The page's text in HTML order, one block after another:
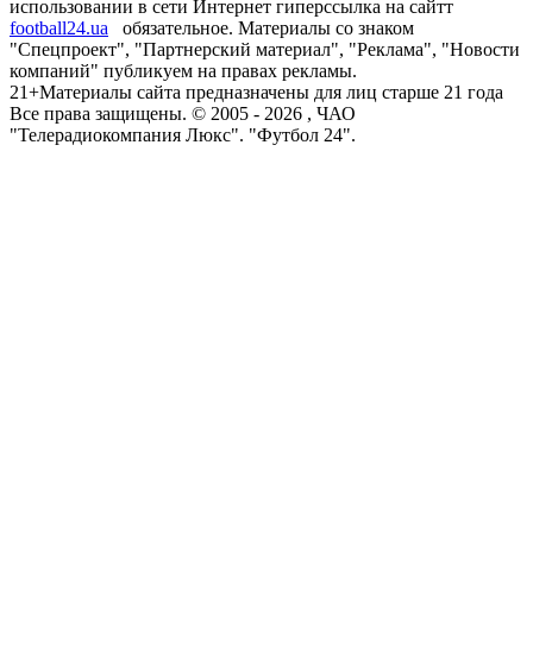
использовании в сети Интернет гиперссылка на сайтт
football24.ua
обязательное. Материалы со знаком
"Спецпроект", "Партнерский материал", "Реклама", "Новости
компаний" публикуем на правах рекламы.
21+Материалы сайта предназначены для лиц старше 21 года
Все права защищены. © 2005 - 2026 , ЧАО
"Телерадиокомпания Люкс". "Футбол 24".